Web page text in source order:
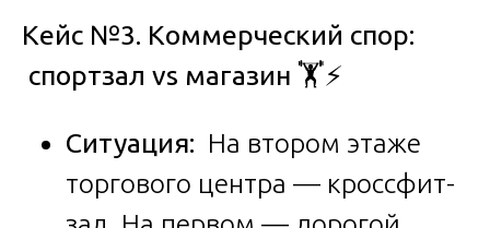
Кейс №3. Коммерческий спор:
спортзал vs магазин 🏋️⚡
Ситуация: На втором этаже
торгового центра — кроссфит-